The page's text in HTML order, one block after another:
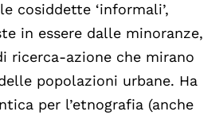
cosiddette ‘informali’,
in essere dalle minoranze,
ricerca-azione che mirano
popolazioni urbane. Ha
per l’etnografia (anche